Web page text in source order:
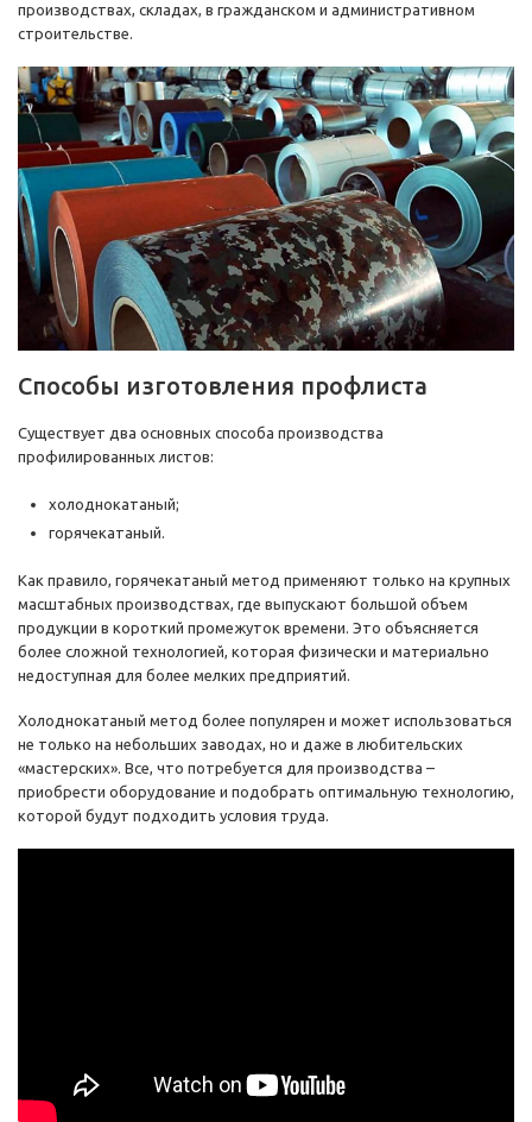
производствах, складах, в гражданском и административном
строительстве.
Способы изготовления профлиста
Существует два основных способа производства
профилированных листов:
холоднокатаный;
горячекатаный.
Как правило, горячекатаный метод применяют только на крупных
масштабных производствах, где выпускают большой объем
продукции в короткий промежуток времени. Это объясняется
более сложной технологией, которая физически и материально
недоступная для более мелких предприятий.
Холоднокатаный метод более популярен и может использоваться
не только на небольших заводах, но и даже в любительских
«мастерских». Все, что потребуется для производства –
приобрести оборудование и подобрать оптимальную технологию,
которой будут подходить условия труда.